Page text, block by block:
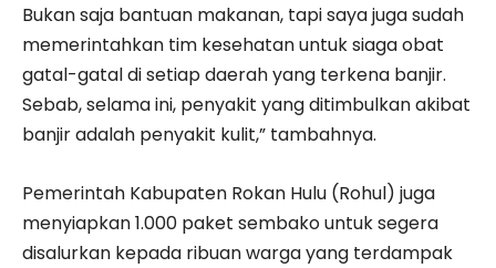
Bukan saja bantuan makanan, tapi saya juga sudah
memerintahkan tim kesehatan untuk siaga obat
gatal-gatal di setiap daerah yang terkena banjir.
Sebab, selama ini, penyakit yang ditimbulkan akibat
banjir adalah penyakit kulit,” tambahnya.
Pemerintah Kabupaten Rokan Hulu (Rohul) juga
menyiapkan 1.000 paket sembako untuk segera
disalurkan kepada ribuan warga yang terdampak